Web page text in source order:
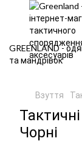
GREENLAND -
та мандрівок
Взуття
Чорні